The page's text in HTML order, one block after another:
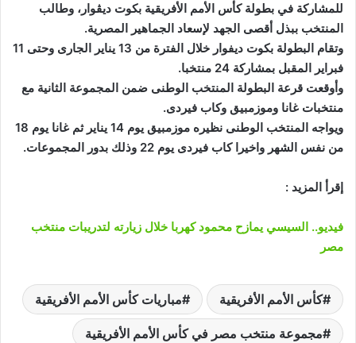
للمشاركة في بطولة كأس الأمم الأفريقية بكوت ديڤوار، وطالب
المنتخب ببذل أقصى الجهد لإسعاد الجماهير المصرية.
وتقام البطولة بكوت ديفوار خلال الفترة من 13 يناير الجارى وحتى 11
فبراير المقبل بمشاركة 24 منتخبا.
وأوقعت قرعة البطولة المنتخب الوطنى ضمن المجموعة الثانية مع
منتخبات غانا وموزمبيق وكاب فيردى.
ويواجه المنتخب الوطنى نظيره موزمبيق يوم 14 يناير ثم غانا يوم 18
من نفس الشهر واخيرا كاب فيردى يوم 22 وذلك بدور المجموعات.
إقرأ المزيد :
فيديو.. السيسي يمازح محمود كهربا خلال زيارته لتدريبات منتخب
مصر
كأس الأمم الأفريقية مباريات كأس الأمم الأفريقية
مجموعة منتخب مصر في كأس الأمم الأفريقية